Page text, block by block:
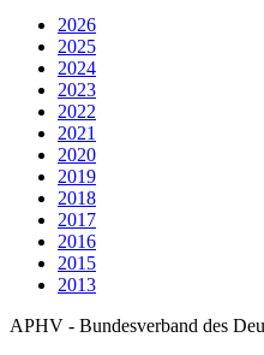
2026
2025
2024
2023
2022
2021
2020
2019
2018
2017
2016
2015
2013
APHV - Bundesverband des